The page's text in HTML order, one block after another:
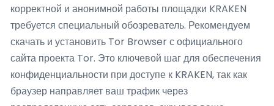
корректной и анонимной работы площадки KRAKEN
требуется специальный обозреватель. Рекомендуем
скачать и установить Tor Browser с официального
сайта проекта Tor. Это ключевой шаг для обеспечения
конфиденциальности при доступе к KRAKEN, так как
браузер направляет ваш трафик через